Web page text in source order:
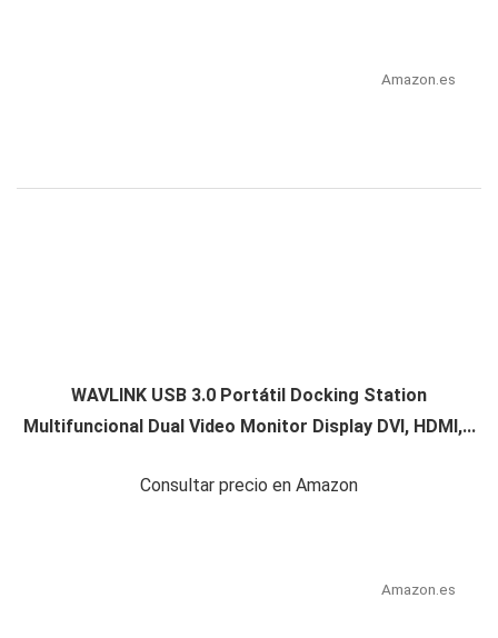
Amazon.es
WAVLINK USB 3.0 Portátil Docking Station
Multifuncional Dual Video Monitor Display DVI, HDMI,...
Consultar precio en Amazon
Amazon.es